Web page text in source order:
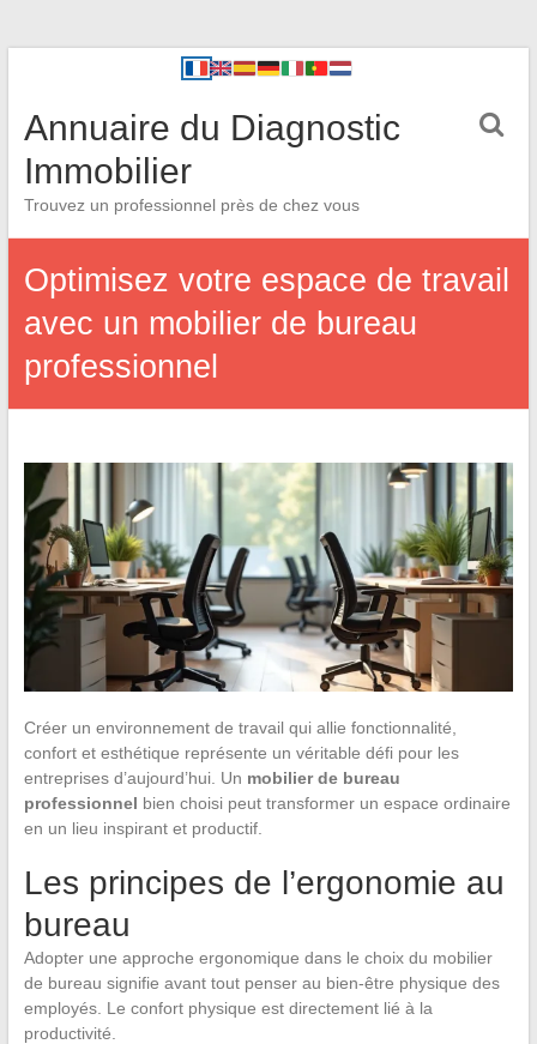
Annuaire du Diagnostic
Immobilier
Trouvez un professionnel près de chez vous
Optimisez votre espace de travail
avec un mobilier de bureau
professionnel
Créer un environnement de travail qui allie fonctionnalité,
confort et esthétique représente un véritable défi pour les
entreprises d’aujourd’hui. Un mobilier de bureau
professionnel bien choisi peut transformer un espace ordinaire
en un lieu inspirant et productif.
Les principes de l’ergonomie au
bureau
Adopter une approche ergonomique dans le choix du mobilier
de bureau signifie avant tout penser au bien-être physique des
employés. Le confort physique est directement lié à la
productivité.